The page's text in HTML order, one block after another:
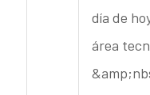
día de
área